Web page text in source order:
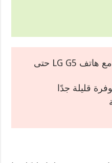
متوافقة فقط مع هاتف LG G5 حتى
قليلة جدًا